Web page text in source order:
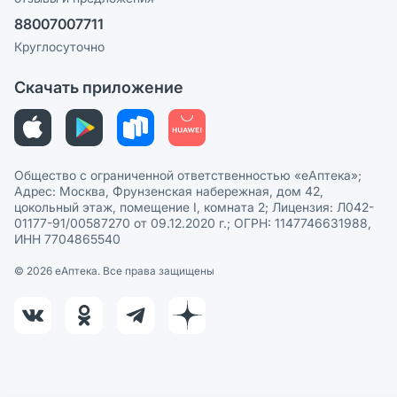
Ваши товары на ЕАПТЕКЕ
Пользовательское соглашение
Политика рекомендаций
Этика и соответствие
Политика в отношении обработки персональных данных
88007007711
Круглосуточно
Скачать приложение
Общество с ограниченной ответственностью «еАптека»;
Адрес: Москва, Фрунзенская набережная, дом 42,
цокольный этаж, помещение I, комната 2; Лицензия: Л042-
01177-91/00587270 от 09.12.2020 г.; ОГРН: 1147746631988,
ИНН 7704865540
© 2026 eАптека. Все права защищены